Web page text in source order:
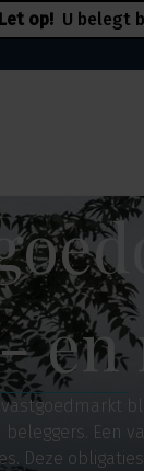
Let op! U belegt
en
Een
Deze